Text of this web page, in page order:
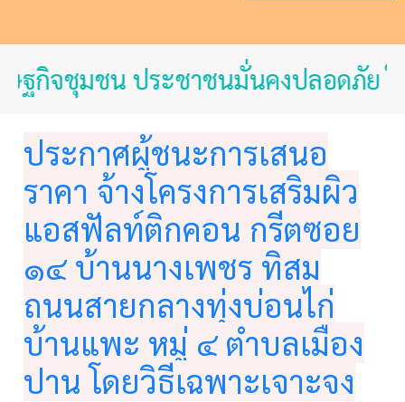
กิจชุมชน ประชาชนมั่นคงปลอดภัย ใส่
ประกาศผู้ชนะการเสนอ
ราคา จ้างโครงการเสริมผิว
แอสฟัลท์ติกคอน กรีตซอย
๑๔ บ้านนางเพชร ทิสม
ถนนสายกลางทุ่งบ่อนไก่
บ้านแพะ หมู่ ๔ ตำบลเมือง
ปาน โดยวิธีเฉพาะเจาะจง